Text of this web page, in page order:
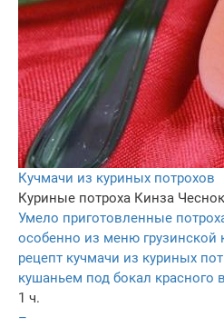
Кучмачи из куриных потрохов
Куриные потроха Кинза Чеснок
Умело приготовленные
особенно из меню грузинской
рецепт кучмачи из куриных
кушаньем под бокал красного
1 ч.
–